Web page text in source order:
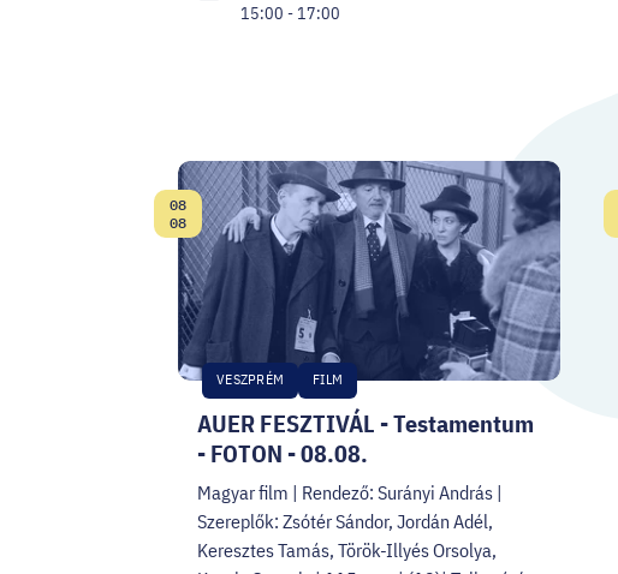
15:00 - 17:00
AUER FESZTIVÁL - Testamentum
- FOTON - 08.08.
VESZPRÉM FILM
Date:
08
08
Magyar film | Rendező: Surányi András |
Szereplők: Zsótér Sándor, Jordán Adél,
Keresztes Tamás, Török-Illyés Orsolya,